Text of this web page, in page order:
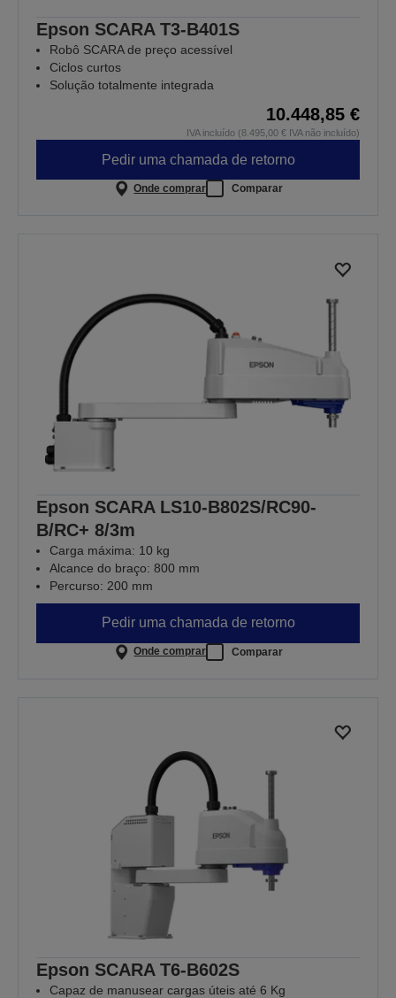
Epson SCARA T3-B401S
Robô SCARA de preço acessível
Ciclos curtos
Solução totalmente integrada
10.448,85 €
IVA incluído (8.495,00 € IVA não incluído)
Pedir uma chamada de retorno
Onde comprar Comparar
Epson SCARA LS10-B802S/RC90-
B/RC+ 8/3m
Carga máxima: 10 kg
Alcance do braço: 800 mm
Percurso: 200 mm
Pedir uma chamada de retorno
Onde comprar Comparar
Epson SCARA T6-B602S
Capaz de manusear cargas úteis até 6 Kg